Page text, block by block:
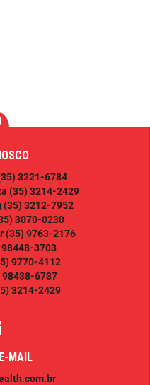
3221-6784
(35) 3214-2429
(35) 3212-7952
3070-0230
(35) 9763-2176
3703
9770-4112
98438-6737
3214-2429
MAIL